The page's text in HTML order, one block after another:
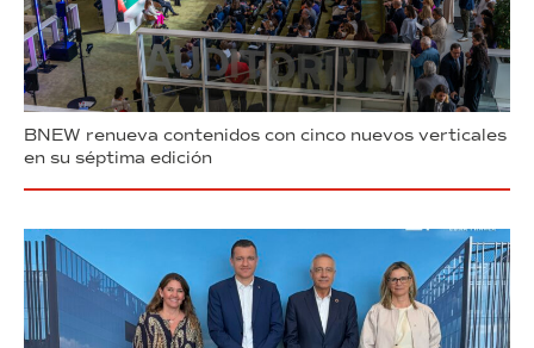
BNEW renueva contenidos con cinco nuevos verticales
en su séptima edición